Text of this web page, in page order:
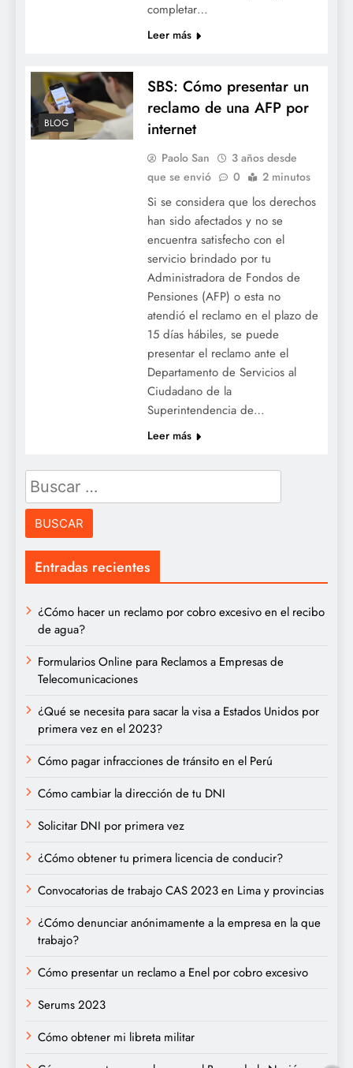
completar…
Leer más
BLOG
SBS: Cómo presentar un
reclamo de una AFP por
internet
Paolo San
3 años desde
que se envió
0 2 minutos
Si se considera que los derechos
han sido afectados y no se
encuentra satisfecho con el
servicio brindado por tu
Administradora de Fondos de
Pensiones (AFP) o esta no
atendió el reclamo en el plazo de
15 días hábiles, se puede
presentar el reclamo ante el
Departamento de Servicios al
Ciudadano de la
Superintendencia de…
Leer más
Buscar:
Entradas recientes
¿Cómo hacer un reclamo por cobro excesivo en el recibo
de agua?
Formularios Online para Reclamos a Empresas de
Telecomunicaciones
¿Qué se necesita para sacar la visa a Estados Unidos por
primera vez en el 2023?
Cómo pagar infracciones de tránsito en el Perú
Cómo cambiar la dirección de tu DNI
Solicitar DNI por primera vez
¿Cómo obtener tu primera licencia de conducir?
Convocatorias de trabajo CAS 2023 en Lima y provincias
¿Cómo denunciar anónimamente a la empresa en la que
trabajo?
Cómo presentar un reclamo a Enel por cobro excesivo
Serums 2023
Cómo obtener mi libreta militar